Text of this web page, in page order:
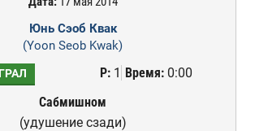
Юнь Сэоб Квак
(Yoon Seob Kwak)
Р:1 Время:0:00
Сабмишном
(удушение сзади)